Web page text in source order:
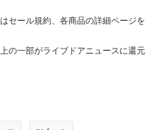
セール規約、各商品の詳細ページを
の一部がライブドアニュースに還元